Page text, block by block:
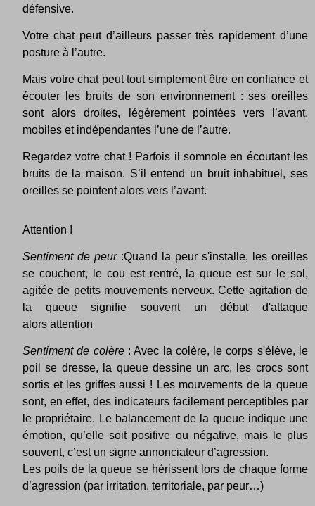
défensive.
Votre chat peut d’ailleurs passer très rapidement d’une
posture à l’autre.
Mais votre chat peut tout simplement être en confiance et
écouter les bruits de son environnement : ses oreilles
sont alors droites, légèrement pointées vers l’avant,
mobiles et indépendantes l’une de l’autre.
Regardez votre chat ! Parfois il somnole en écoutant les
bruits de la maison. S’il entend un bruit inhabituel, ses
oreilles se pointent alors vers l’avant.
Attention !
Sentiment de peur:Quand la peur s'installe, les oreilles
se couchent, le cou est rentré, la queue est sur le sol,
agitée de petits mouvements nerveux. Cette agitation de
la queue signifie souvent un début d'attaque
alors attention
Sentiment de colère: Avec la colère, le corps s'élève, le
poil se dresse, la queue dessine un arc, les crocs sont
sortis et les griffes aussi ! Les mouvements de la queue
sont, en effet, des indicateurs facilement perceptibles par
le propriétaire. Le balancement de la queue indique une
émotion, qu’elle soit positive ou négative, mais le plus
souvent, c’est un signe annonciateur d’agression.
Les poils de la queue se hérissent lors de chaque forme
d’agression (par irritation, territoriale, par peur…)